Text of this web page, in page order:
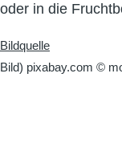
oder in die
Bildquelle
Bild) pixabay.com ©